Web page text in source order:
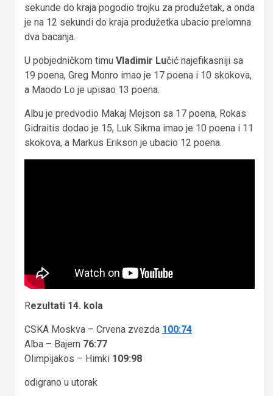
sekunde do kraja pogodio trojku za produžetak, a onda
je na 12 sekundi do kraja produžetka ubacio prelomna
dva bacanja.
U pobjedničkom timu Vladimir Lučić najefikasniji sa
19 poena, Greg Monro imao je 17 poena i 10 skokova,
a Maodo Lo je upisao 13 poena.
Albu je predvodio Makaj Mejson sa 17 poena, Rokas
Gidraitis dodao je 15, Luk Sikma imao je 10 poena i 11
skokova, a Markus Erikson je ubacio 12 poena.
Rezultati 14. kola
CSKA Moskva – Crvena zvezda 100:74
Alba – Bajern 76:77
Olimpijakos – Himki 109:98
odigrano u utorak